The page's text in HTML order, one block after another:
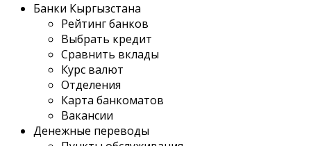
Банки Кыргызстана
Рейтинг банков
Выбрать кредит
Сравнить вклады
Курс валют
Отделения
Карта банкоматов
Вакансии
Денежные переводы